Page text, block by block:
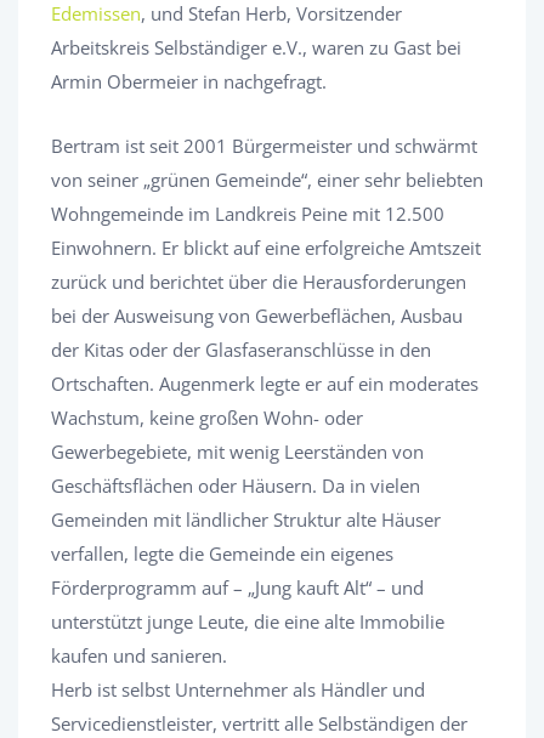
Edemissen, und Stefan Herb, Vorsitzender
Arbeitskreis Selbständiger e.V., waren zu Gast bei
Armin Obermeier in nachgefragt.
Bertram ist seit 2001 Bürgermeister und schwärmt
von seiner „grünen Gemeinde“, einer sehr beliebten
Wohngemeinde im Landkreis Peine mit 12.500
Einwohnern. Er blickt auf eine erfolgreiche Amtszeit
zurück und berichtet über die Herausforderungen
bei der Ausweisung von Gewerbeflächen, Ausbau
der Kitas oder der Glasfaseranschlüsse in den
Ortschaften. Augenmerk legte er auf ein moderates
Wachstum, keine großen Wohn- oder
Gewerbegebiete, mit wenig Leerständen von
Geschäftsflächen oder Häusern. Da in vielen
Gemeinden mit ländlicher Struktur alte Häuser
verfallen, legte die Gemeinde ein eigenes
Förderprogramm auf – „Jung kauft Alt“ – und
unterstützt junge Leute, die eine alte Immobilie
kaufen und sanieren.
Herb ist selbst Unternehmer als Händler und
Servicedienstleister, vertritt alle Selbständigen der